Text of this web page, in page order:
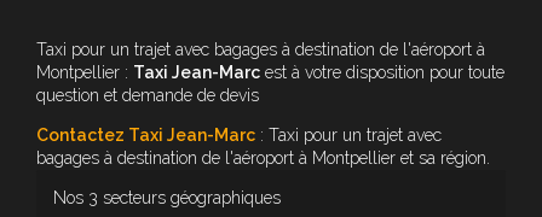
Taxi pour un trajet avec bagages à destination de l'aéroport à
Montpellier : Taxi Jean-Marc est à votre disposition pour toute
question et demande de devis
Contactez Taxi Jean-Marc : Taxi pour un trajet avec
bagages à destination de l'aéroport à Montpellier et sa région.
Nos 3 secteurs géographiques